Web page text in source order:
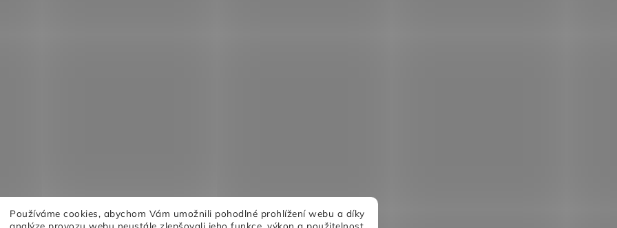
Používáme cookies, abychom Vám umožnili pohodlné prohlížení webu a díky
analýze provozu webu neustále zlepšovali jeho funkce, výkon a použitelnost.